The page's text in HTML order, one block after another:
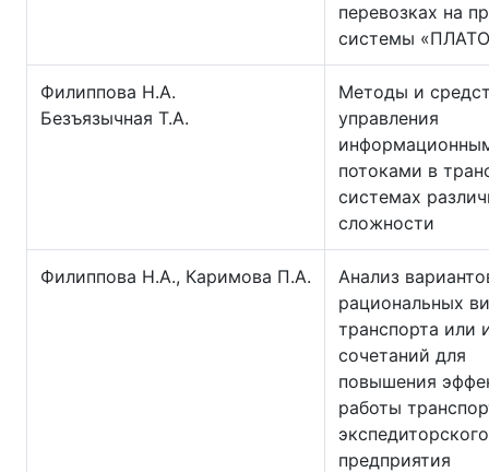
перевозках на
системы
Филиппова Н.А.
Безъязычная Т.А.
Методы и
управления
потоками в
системах
сложности
Филиппова Н.А., Каримова П.А.
Анализ
рациональных
транспорта или
сочетаний для
повышения
работы
экспедиторского
предприятия